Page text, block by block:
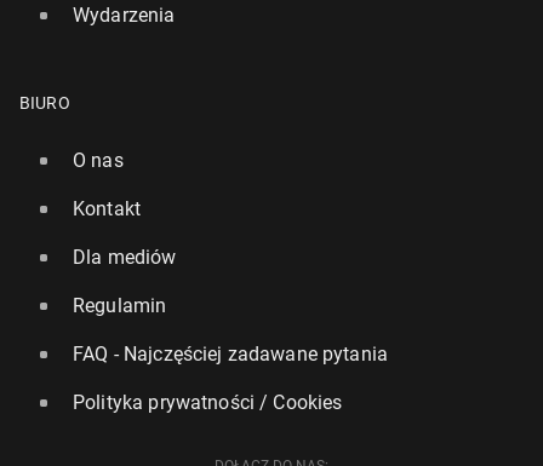
Wydarzenia
BIURO
O nas
Kontakt
Dla mediów
Regulamin
FAQ - Najczęściej zadawane pytania
Polityka prywatności / Cookies